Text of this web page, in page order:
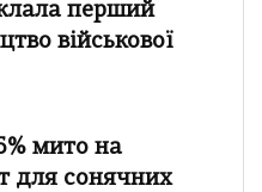
перший
військової
мито на
для сонячних